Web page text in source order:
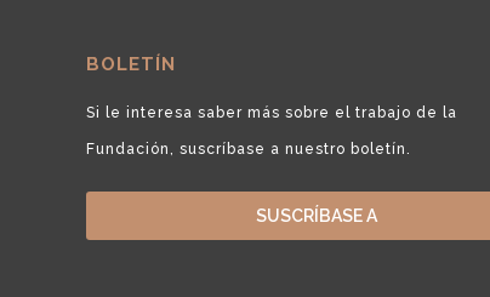
BOLETÍN
Si le interesa saber más sobre el trabajo de la
Fundación, suscríbase a nuestro boletín.
SUSCRÍBASE A